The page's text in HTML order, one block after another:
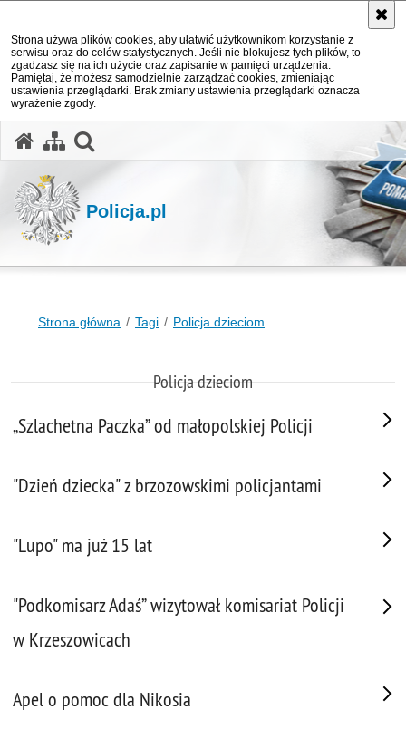
Strona używa plików cookies, aby ułatwić użytkownikom korzystanie z
serwisu oraz do celów statystycznych. Jeśli nie blokujesz tych plików, to
zgadzasz się na ich użycie oraz zapisanie w pamięci urządzenia.
Pamiętaj, że możesz samodzielnie zarządzać cookies, zmieniając
ustawienia przeglądarki. Brak zmiany ustawienia przeglądarki oznacza
wyrażenie zgody.
Policja.pl
Strona główna Tagi Policja dzieciom
Policja dzieciom
„Szlachetna Paczka” od małopolskiej Policji
"Dzień dziecka" z brzozowskimi policjantami
"Lupo" ma już 15 lat
"Podkomisarz Adaś” wizytował komisariat Policji
w Krzeszowicach
Apel o pomoc dla Nikosia